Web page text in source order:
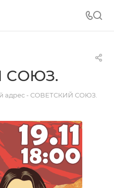
СОЮЗ.
адрес - СОВЕТСКИЙ СОЮЗ.